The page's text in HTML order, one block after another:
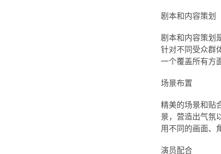
剧本和内容策划
剧本和内容策划
针对不同受众群
一个覆盖所有方
场景布置
精美的场景和贴
景，营造出气氛
用不同的画面、
演员配合